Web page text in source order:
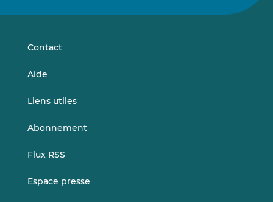
sursur
Contact
Aide
Liens utiles
Abonnement
Flux RSS
Espace presse